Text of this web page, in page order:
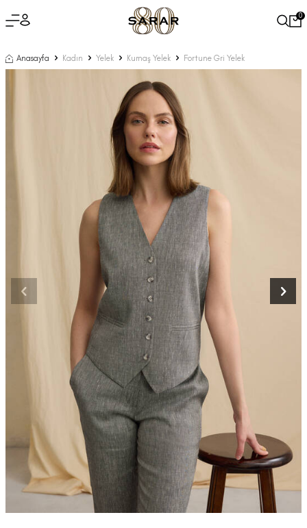
0
Anasayfa Kadın Yelek Kumaş Yelek Fortune Gri Yelek